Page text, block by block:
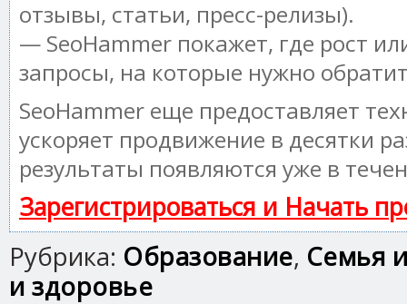
отзывы, статьи, пресс-релизы).
— SeoHammer покажет, где рост
запросы, на которые нужно
SeoHammer еще предоставляет
ускоряет продвижение в десятки
результаты появляются уже в
Зарегистрироваться и Начать
Рубрика: Образование, Семья
и здоровье